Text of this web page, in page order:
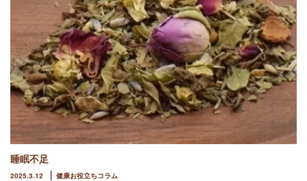
睡眠不足
2025.3.12 健康お役立ちコラム